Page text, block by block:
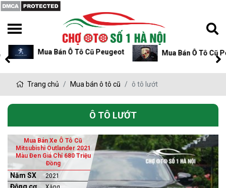
Mua Bán Ô Tô Cũ Peugeot Mua Bán Ô Tô Cũ
Trang chủ Mua bán ô tô cũ ô tô lướt
Ô TÔ LƯỚT
Mua Bán Xe Ô Tô Cũ
Mitsubishi Outlander 2021
Màu Đen Giá Chỉ 680 Triệu
Đồng
Năm SX 2021